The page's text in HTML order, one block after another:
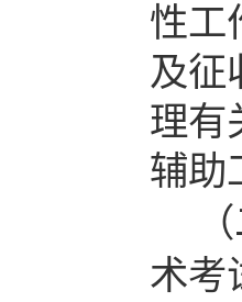
性工
及征
理有
辅助
术考